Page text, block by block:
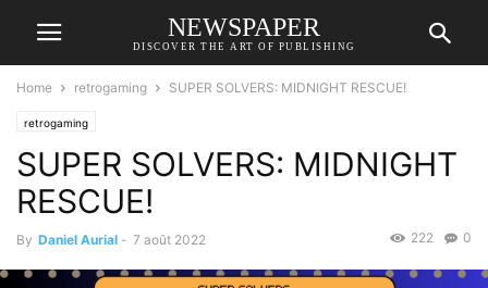
NEWSPAPER
DISCOVER THE ART OF PUBLISHING
Home retrogaming SUPER SOLVERS: MIDNIGHT RESCUE!
retrogaming
SUPER SOLVERS: MIDNIGHT
RESCUE!
By Daniel Aurial - 7 août 2022 0
222